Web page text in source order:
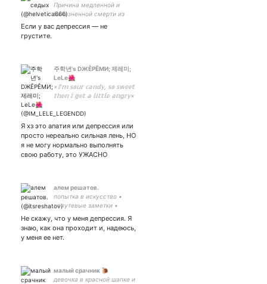
Причина медленной и
болезненной смерти из
Если у вас депрессия — не
грустите.
주학년's DЖÊPÊMИ; 제레미;
LeLe🌺
×𝕀'𝕞 𝕤𝕠𝕦𝕣 𝕔𝕒𝕟𝕕𝕪, 𝕤𝕠 𝕤𝕨𝕖𝕖𝕥
𝕥𝕙𝕖𝕟 𝕀 𝕘𝕖𝕥 𝕒 𝕝𝕚𝕥𝕥𝕝𝕖 𝕒𝕟𝕘𝕣𝕪×
𝐉𝐮𝐲𝐞𝐨𝐧×
Я хз это апатия или депрессия или
просто нереально сильная лень, НО
я не могу нормально выполнять
свою работу, это УЖАСНО
алем решатов.
попытка в искусство •
непутевые заметки •
рисунки
Не скажу, что у меня депрессия. Я
знаю, как она проходит и, надеюсь,
у меня ее нет.
малый срачник 🐌
девочка в красной шапке и